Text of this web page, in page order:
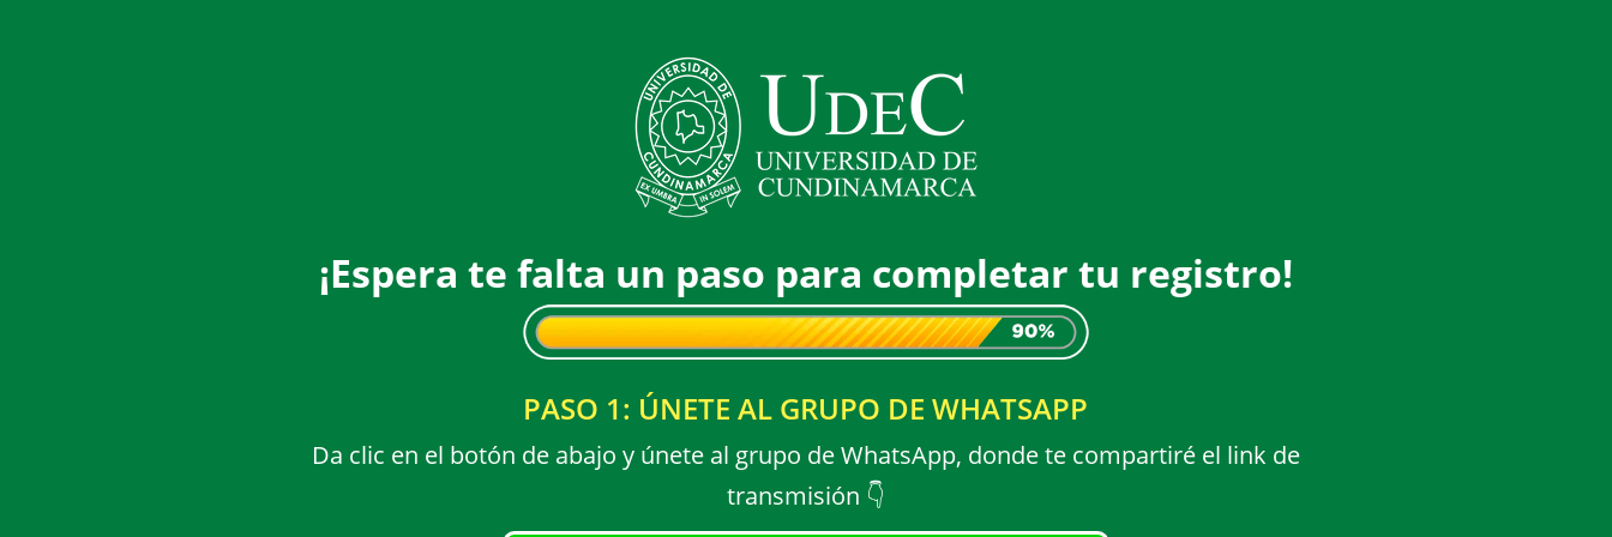
¡Espera te falta un paso para completar tu registro!
PASO 1: ÚNETE AL GRUPO DE WHATSAPP
Da clic en el botón de abajo y únete al grupo de WhatsApp, donde te compartiré el link de
transmisión 👇